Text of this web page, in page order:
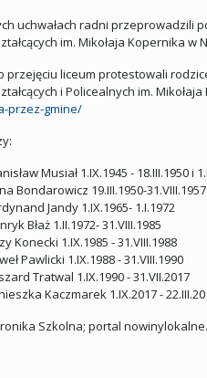
uchwałach radni przeprowadzili
im. Mikołaja Kopernika
przejęciu liceum protestowali
i Policealnych im.
przez-gmine/
Musiał 1.IX.1945 - 18.III.1950 i
Bondarowicz 19.III.1950-31.VIII.1957
Jandy 1.IX.1965- 1.I.1972
Błaż 1.II.1972- 31.VIII.1985
Konecki 1.IX.1985 - 31.VIII.1988
Pawlicki 1.IX.1988 - 31.VIII.1990
Tratwal 1.IX.1990 - 31.VII.2017
Kaczmarek 1.IX.2017 -
Szkolna; portal